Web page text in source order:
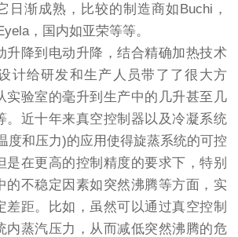
日渐成熟，比较的制造商如Buchi，
，国内如亚荣等等。
升降到电动升降，结合精确加热技术
计给研发和生产人员带了了很大方
实验室的毫升到生产中的几升甚至几
。近十年来真空控制器以及冷凝系统
度和压力)的应用使得旋蒸系统的可控
是在更高的控制精度的要求下，特别
的不稳定因素如突然沸腾等方面，实
差距。比如，虽然可以通过真空控制
内蒸汽压力，从而减低突然沸腾的危